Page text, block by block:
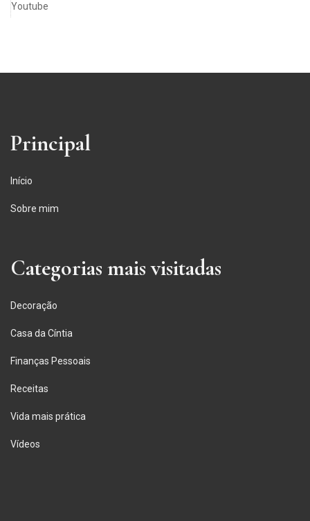
Youtube
Principal
Início
Sobre mim
Categorias mais visitadas
Decoração
Casa da Cíntia
Finanças Pessoais
Receitas
Vida mais prática
Vídeos